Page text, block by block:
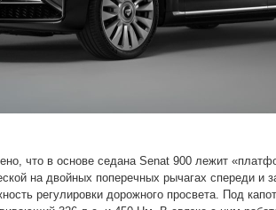
что в основе седана Senat 900 лежит
на двойных поперечных рычагах спереди и
регулировки дорожного просвета. Под